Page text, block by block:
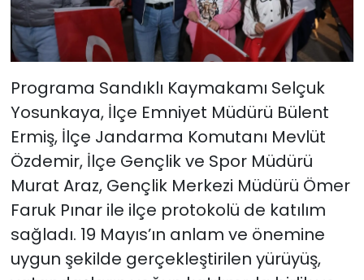
Programa Sandıklı Kaymakamı Selçuk
Yosunkaya, İlçe Emniyet Müdürü Bülent
Ermiş, İlçe Jandarma Komutanı Mevlüt
Özdemir, İlçe Gençlik ve Spor Müdürü
Murat Araz, Gençlik Merkezi Müdürü Ömer
Faruk Pınar ile ilçe protokolü de katılım
sağladı. 19 Mayıs’ın anlam ve önemine
uygun şekilde gerçekleştirilen yürüyüş,